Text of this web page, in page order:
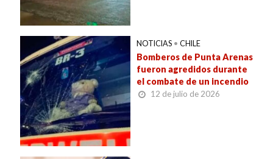
NOTICIAS • CHILE
Bomberos de Punta Arenas
fueron agredidos durante
el combate de un incendio
12 de julio de 2026